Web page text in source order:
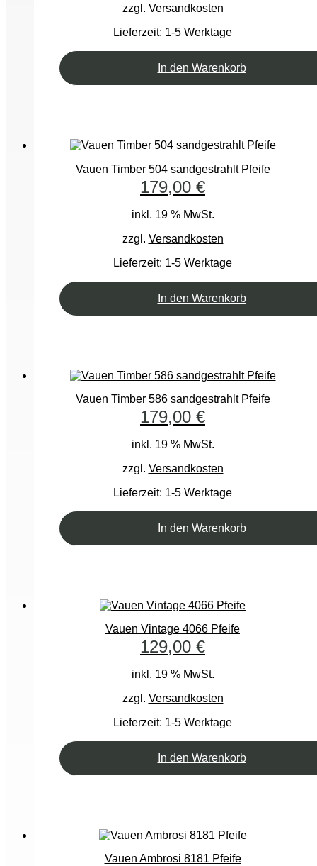
zzgl. Versandkosten
Lieferzeit: 1-5 Werktage
In den Warenkorb
Vauen Timber 504 sandgestrahlt Pfeife
179,00 €
inkl. 19 % MwSt.
zzgl. Versandkosten
Lieferzeit: 1-5 Werktage
In den Warenkorb
Vauen Timber 586 sandgestrahlt Pfeife
179,00 €
inkl. 19 % MwSt.
zzgl. Versandkosten
Lieferzeit: 1-5 Werktage
In den Warenkorb
Vauen Vintage 4066 Pfeife
129,00 €
inkl. 19 % MwSt.
zzgl. Versandkosten
Lieferzeit: 1-5 Werktage
In den Warenkorb
Vauen Ambrosi 8181 Pfeife